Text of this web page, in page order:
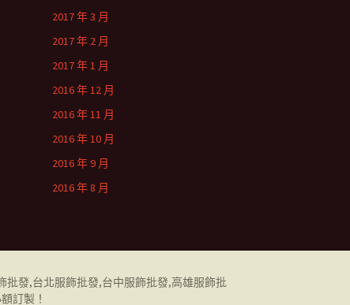
2017 年 3 月
2017 年 2 月
2017 年 1 月
2016 年 12 月
2016 年 11 月
2016 年 10 月
2016 年 9 月
2016 年 8 月
批發,台北服飾批發,台中服飾批發,高雄服飾批
訂製！